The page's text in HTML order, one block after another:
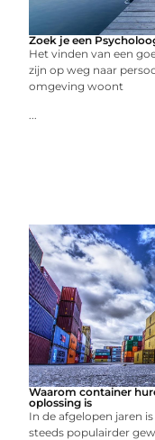
Zoek je een
Het vinden van een
zijn op weg naar
omgeving woont
...
Waarom container
oplossing is
In de afgelopen jaren
steeds populairder